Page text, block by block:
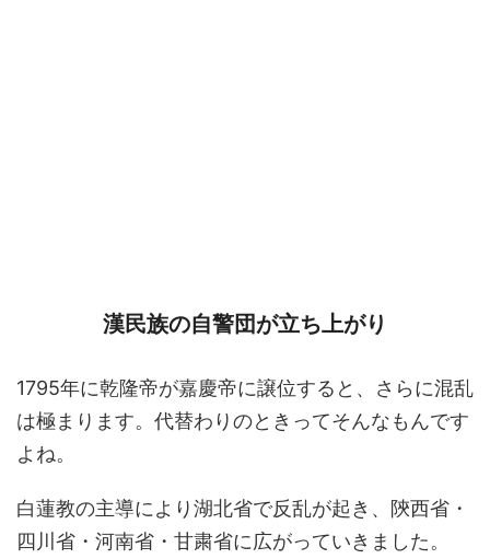
漢民族の自警団が立ち上がり
1795年に乾隆帝が嘉慶帝に譲位すると、さらに混乱
は極まります。代替わりのときってそんなもんです
よね。
白蓮教の主導により湖北省で反乱が起き、陝西省・
四川省・河南省・甘粛省に広がっていきました。